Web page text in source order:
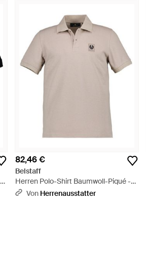
82,46 €
Belstaff
Herren Polo-Shirt Baumwoll-Piqué -
Natur
Von Herrenausstatter